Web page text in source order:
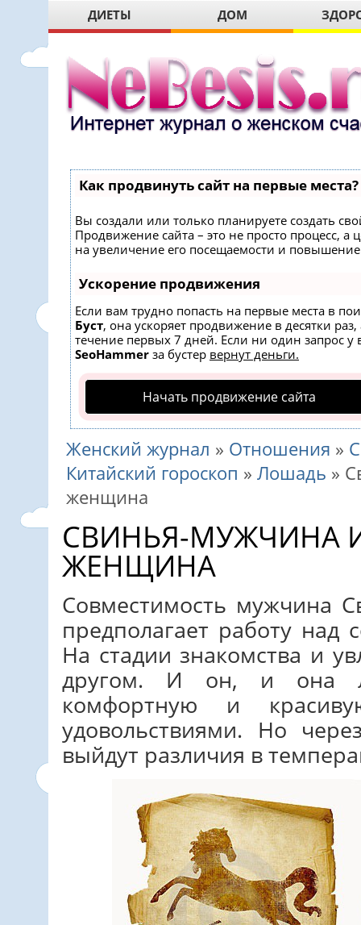
ДИЕТЫ ДОМ
Как продвинуть сайт на первые места?
Вы создали или только планируете создать
Продвижение сайта – это не просто процесс,
на увеличение его посещаемости и
Ускорение продвижения
Если вам трудно попасть на первые места в
Буст, она ускоряет продвижение в десятки
течение первых 7 дней. Если ни один запрос у
SeoHammer за бустер вернут деньги.
Начать продвижение сайта
Женский журнал » Отношения »
Китайский гороскоп » Лошадь »
женщина
СВИНЬЯ-МУЖЧИНА
ЖЕНЩИНА
Совместимость мужчина
предполагает работу
На стадии знакомства и
другом. И он, и она
комфортную и
удовольствиями. Но
выйдут различия в